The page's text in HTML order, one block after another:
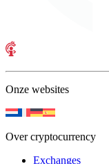
Onze websites
Over cryptocurrency
Exchanges